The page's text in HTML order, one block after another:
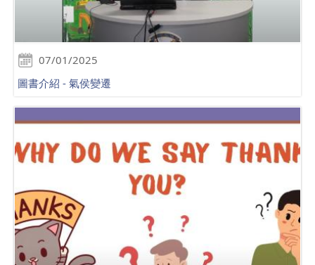
07/01/2025
圖書介紹 - 氣侯變遷